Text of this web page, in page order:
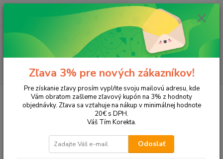
Hľadať
ks
za 0,00 EUR
Tonery a náplne do tlačiarní EPSON Stylus Photo R360
Stylus Photo R360
V tejto kategórii nebol nájdený žiadny tovar.
Zľava 3% pre nových zákazníkov!
Pre získanie zľavy prosím vyplňte svoju mailovú adresu, kde
Vám obratom zašleme zľavový kupón na 3% z hodnoty
objednávky. Zľava sa vzťahuje na nákup v minimálnej hodnote
20€ s DPH.
Váš Tím Korekta.
Odoslať